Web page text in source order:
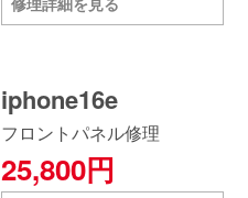
iphone16e
フロントパネル修理
25,800円